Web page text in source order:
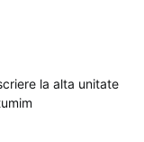
la alta unitate